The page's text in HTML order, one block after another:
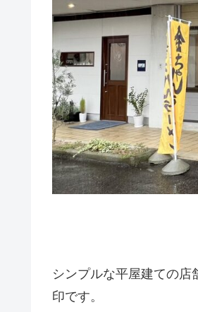
シンプルな平屋建ての店
印です。